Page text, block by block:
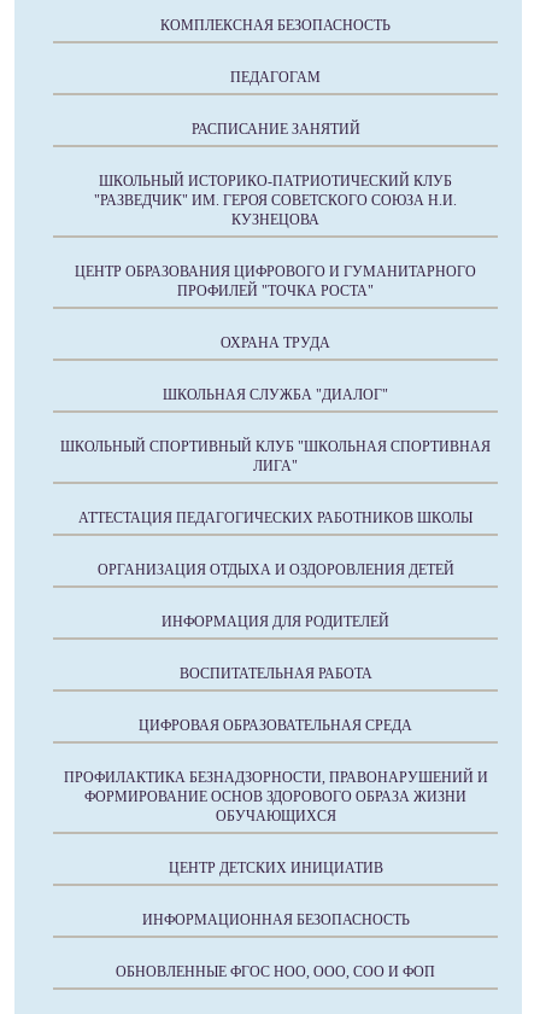
КОМПЛЕКСНАЯ БЕЗОПАСНОСТЬ
ПЕДАГОГАМ
РАСПИСАНИЕ ЗАНЯТИЙ
ШКОЛЬНЫЙ ИСТОРИКО-ПАТРИОТИЧЕСКИЙ КЛУБ
"РАЗВЕДЧИК" ИМ. ГЕРОЯ СОВЕТСКОГО СОЮЗА Н.И.
КУЗНЕЦОВА
ЦЕНТР ОБРАЗОВАНИЯ ЦИФРОВОГО И ГУМАНИТАРНОГО
ПРОФИЛЕЙ "ТОЧКА РОСТА"
ОХРАНА ТРУДА
ШКОЛЬНАЯ СЛУЖБА "ДИАЛОГ"
ШКОЛЬНЫЙ СПОРТИВНЫЙ КЛУБ "ШКОЛЬНАЯ СПОРТИВНАЯ
ЛИГА"
АТТЕСТАЦИЯ ПЕДАГОГИЧЕСКИХ РАБОТНИКОВ ШКОЛЫ
ОРГАНИЗАЦИЯ ОТДЫХА И ОЗДОРОВЛЕНИЯ ДЕТЕЙ
ИНФОРМАЦИЯ ДЛЯ РОДИТЕЛЕЙ
ВОСПИТАТЕЛЬНАЯ РАБОТА
ЦИФРОВАЯ ОБРАЗОВАТЕЛЬНАЯ СРЕДА
ПРОФИЛАКТИКА БЕЗНАДЗОРНОСТИ, ПРАВОНАРУШЕНИЙ И
ФОРМИРОВАНИЕ ОСНОВ ЗДОРОВОГО ОБРАЗА ЖИЗНИ
ОБУЧАЮЩИХСЯ
ЦЕНТР ДЕТСКИХ ИНИЦИАТИВ
ИНФОРМАЦИОННАЯ БЕЗОПАСНОСТЬ
ОБНОВЛЕННЫЕ ФГОС НОО, ООО, СОО И ФОП